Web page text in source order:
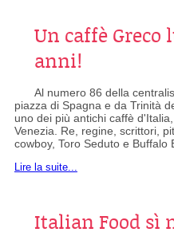
Un caffè Greco
anni!
Al numero 86 della
piazza di Spagna e da Trinità
uno dei più antichi caffè
Venezia. Re, regine, scrittori,
cowboy, Toro Seduto e Buffalo
Lire la suite...
Italian Food sì